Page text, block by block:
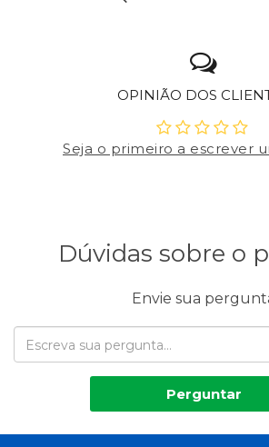
OPINIÃO DOS
Seja o primeiro a escrever
Dúvidas sobre o
Envie sua
Perguntar